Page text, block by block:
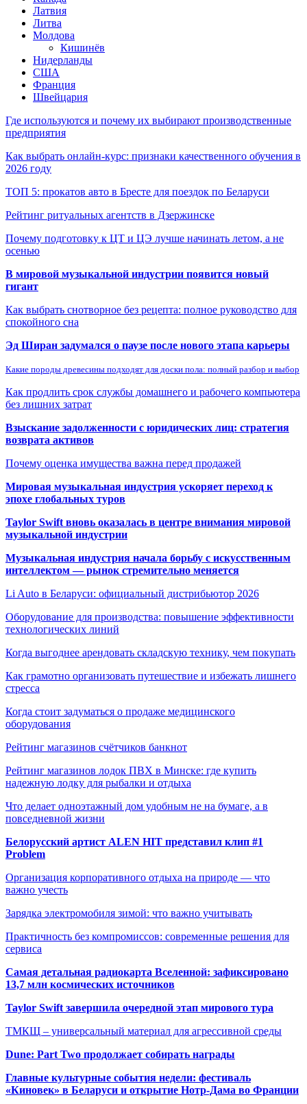
Латвия
Литва
Молдова
Кишинёв
Нидерланды
США
Франция
Швейцария
Где используются и почему их выбирают производственные
предприятия
Как выбрать онлайн-курс: признаки качественного обучения в
2026 году
ТОП 5: прокатов авто в Бресте для поездок по Беларуси
Рейтинг ритуальных агентств в Дзержинске
Почему подготовку к ЦТ и ЦЭ лучше начинать летом, а не
осенью
В мировой музыкальной индустрии появится новый
гигант
Как выбрать снотворное без рецепта: полное руководство для
спокойного сна
Эд Ширан задумался о паузе после нового этапа карьеры
Какие породы древесины подходят для доски пола: полный разбор и выбор
Как продлить срок службы домашнего и рабочего компьютера
без лишних затрат
Взыскание задолженности с юридических лиц: стратегия
возврата активов
Почему оценка имущества важна перед продажей
Мировая музыкальная индустрия ускоряет переход к
эпохе глобальных туров
Taylor Swift вновь оказалась в центре внимания мировой
музыкальной индустрии
Музыкальная индустрия начала борьбу с искусственным
интеллектом — рынок стремительно меняется
Li Auto в Беларуси: официальный дистрибьютор 2026
Оборудование для производства: повышение эффективности
технологических линий
Когда выгоднее арендовать складскую технику, чем покупать
Как грамотно организовать путешествие и избежать лишнего
стресса
Когда стоит задуматься о продаже медицинского
оборудования
Рейтинг магазинов счётчиков банкнот
Рейтинг магазинов лодок ПВХ в Минске: где купить
надежную лодку для рыбалки и отдыха
Что делает одноэтажный дом удобным не на бумаге, а в
повседневной жизни
Белорусский артист ALEN HIT представил клип #1
Problem
Организация корпоративного отдыха на природе — что
важно учесть
Зарядка электромобиля зимой: что важно учитывать
Практичность без компромиссов: современные решения для
сервиса
Самая детальная радиокарта Вселенной: зафиксировано
13,7 млн космических источников
Taylor Swift завершила очередной этап мирового тура
ТМКЩ – универсальный материал для агрессивной среды
Dune: Part Two продолжает собирать награды
Главные культурные события недели: фестиваль
«Киновек» в Беларуси и открытие Нотр-Дама во Франции